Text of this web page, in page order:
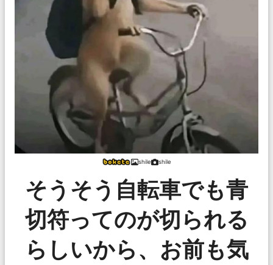
shile shile
そうそう自転車でも青
切符ってのが切られる
らしいから、お前も気